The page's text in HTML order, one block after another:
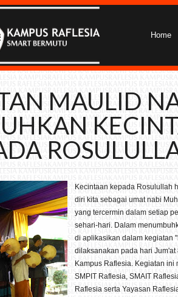
Home
MAULID
Kecintaan kepada Rosulullah
diri kita sebagai umat nabi
yang tercermin dalam setiap
sehari-hari. Dalam
di aplikasikan dalam kegiatan
dilaksanakan pada hari
Kampus Raflesia. Kegiatan
SMPIT Raflesia, SMAIT
Raflesia serta Yayasan